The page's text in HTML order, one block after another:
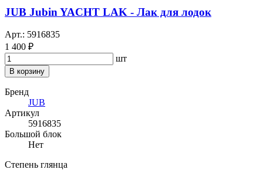
JUB Jubin YACHT LAK - Лак для лодок
Арт.: 5916835
1 400 ₽
шт
В корзину
Бренд
JUB
Артикул
5916835
Большой блок
Нет
Степень глянца